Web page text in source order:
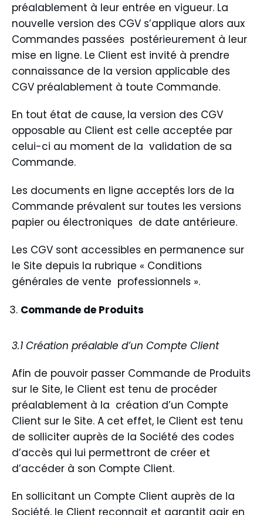
préalablement à leur entrée en vigueur. La
nouvelle version des CGV s’applique alors aux
Commandes passées postérieurement à leur
mise en ligne. Le Client est invité à prendre
connaissance de la version applicable des
CGV préalablement à toute Commande.
En tout état de cause, la version des CGV
opposable au Client est celle acceptée par
celui-ci au moment de la validation de sa
Commande.
Les documents en ligne acceptés lors de la
Commande prévalent sur toutes les versions
papier ou électroniques de date antérieure.
Les CGV sont accessibles en permanence sur
le Site depuis la rubrique « Conditions
générales de vente professionnels ».
Commande de Produits
3.1 Création préalable d’un Compte Client
Afin de pouvoir passer Commande de Produits
sur le Site, le Client est tenu de procéder
préalablement à la création d’un Compte
Client sur le Site. A cet effet, le Client est tenu
de solliciter auprès de la Société des codes
d’accès qui lui permettront de créer et
d’accéder à son Compte Client.
En sollicitant un Compte Client auprès de la